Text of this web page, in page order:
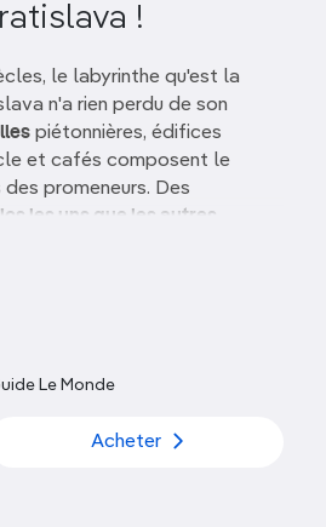
!
le labyrinthe qu'est la
n'a rien perdu de son
piétonnières, édifices
et cafés composent le
promeneurs. Des
les uns que les autres,
place principale accueille
gratuits.
le contraste architectural est
barres d'immeubles de
se dressent de l'autre côté
ville. Le vieux château,
ligne d'horizon avec un
allures d'ovni.
centre piétonnier soit surtout
Le Monde
Acheter